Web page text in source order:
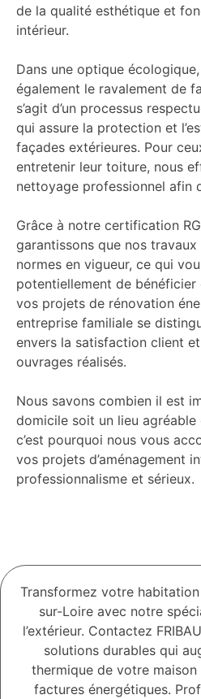
de la qualité esthétique et
intérieur.
Dans une optique
également le ravalement de
s’agit d’un processus
qui assure la protection et
façades extérieures. Pour
entretenir leur toiture, nous
nettoyage professionnel afin
Grâce à notre certification
garantissons que nos
normes en vigueur, ce qui
potentiellement de bénéficier
vos projets de rénovation
entreprise familiale se
envers la satisfaction client
ouvrages réalisés.
Nous savons combien il est
domicile soit un lieu
c’est pourquoi nous vous
vos projets d’aménagement
professionnalisme et sérieux.
Transformez votre
sur-Loire avec notre
l’extérieur. Contactez
solutions durables qui
thermique de votre
factures énergétiques.